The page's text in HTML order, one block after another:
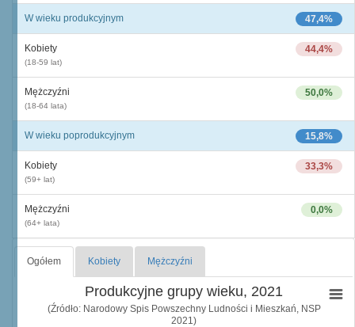
47,4%
W wieku produkcyjnym
44,4%
Kobiety
(18-59 lat)
50,0%
Mężczyźni
(18-64 lata)
15,8%
W wieku poprodukcyjnym
33,3%
Kobiety
(59+ lat)
0,0%
Mężczyźni
(64+ lata)
Ogółem Kobiety Mężczyźni
Produkcyjne grupy wieku, 2021
(Źródło: Narodowy Spis Powszechny Ludności i Mieszkań, NSP
2021)